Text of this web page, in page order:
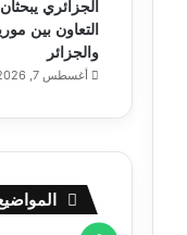
الجزائري
التعاون بين
والجزائر
أغسطس 7, 2026